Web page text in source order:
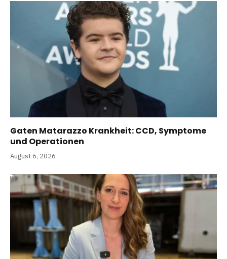
Gaten Matarazzo Krankheit: CCD, Symptome
und Operationen
August 6, 2026